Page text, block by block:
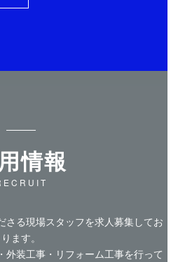
情報
さる現場スタッフを求人募集してお
ります。
外装工事・リフォーム工事を行って